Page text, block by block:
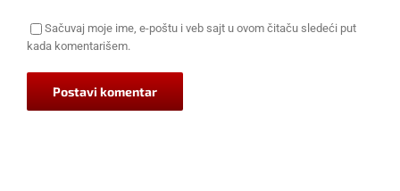
Sačuvaj moje ime, e-poštu i veb sajt u ovom čitaču sledeći put
kada komentarišem.